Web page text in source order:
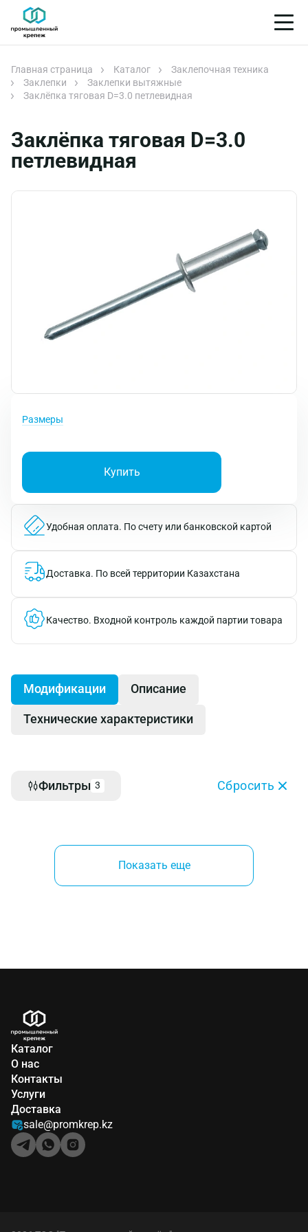
Главная страница Каталог
Заклепочная техника
Заклепки
Заклепки вытяжные
Заклёпка тяговая D=3.0 петлевидная
Заклёпка тяговая D=3.0
петлевидная
Размеры
Купить
Удобная оплата. По счету или банковской картой
Доставка. По всей территории Казахстана
Качество. Входной контроль каждой партии товара
Модификации Описание
Технические характеристики
Фильтры 3 Сбросить
Показать еще
Каталог
О нас
Контакты
Услуги
Доставка
sale@promkrep.kz